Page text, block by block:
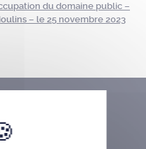
du domaine public –
– le 25 novembre 2023